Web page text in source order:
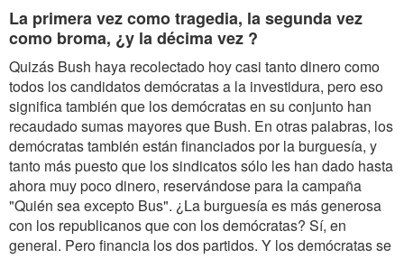
La primera vez como tragedia, la segunda vez
como broma, ¿y la décima vez ?
Quizás Bush haya recolectado hoy casi tanto dinero como
todos los candidatos demócratas a la investidura, pero eso
significa también que los demócratas en su conjunto han
recaudado sumas mayores que Bush. En otras palabras, los
demócratas también están financiados por la burguesía, y
tanto más puesto que los sindicatos sólo les han dado hasta
ahora muy poco dinero, reservándose para la campaña
"Quién sea excepto Bus". ¿La burguesía es más generosa
con los republicanos que con los demócratas? Sí, en
general. Pero financia los dos partidos. Y los demócratas se